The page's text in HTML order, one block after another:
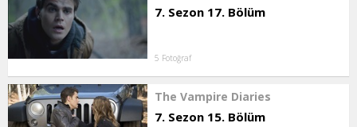
7. Sezon 17. Bölüm
5 Fotoğraf
The Vampire Diaries
7. Sezon 15. Bölüm